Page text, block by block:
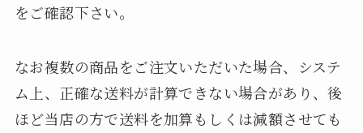
をご確認下さい。
なお複数の商品をご注文いただいた場合、システ
ム上、正確な送料が計算できない場合があり、後
ほど当店の方で送料を加算もしくは減額させても